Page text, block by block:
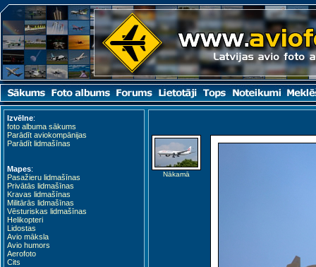
Izvēlne:
foto albuma sākums
Parādīt aviokompānijas
Parādīt lidmašīnas
Mapes:
Pasažieru lidmašīnas
Privātās lidmašīnas
Kravas lidmašīnas
Militārās lidmašīnas
Vēsturiskas lidmašīnas
Helikopteri
Lidostas
Avio māksla
Avio humors
Aerofoto
Cits
Nākamā